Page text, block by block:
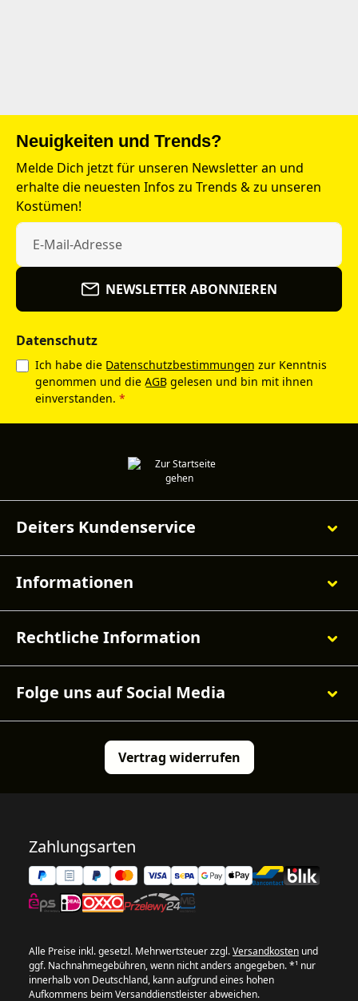
Neuigkeiten und Trends?
Melde Dich jetzt für unseren Newsletter an und
erhalte die neuesten Infos zu Trends & zu unseren
Kostümen!
NEWSLETTER ABONNIEREN
Datenschutz
Ich habe die Datenschutzbestimmungen zur Kenntnis
genommen und die AGB gelesen und bin mit ihnen
einverstanden. *
Deiters Kundenservice
Informationen
Rechtliche Information
Folge uns auf Social Media
Vertrag widerrufen
Zahlungsarten
Alle Preise inkl. gesetzl. Mehrwertsteuer zzgl.Versandkosten und
ggf. Nachnahmegebühren, wenn nicht anders angegeben. *¹ nur
innerhalb von Deutschland, kann aufgrund eines hohen
Aufkommens beim Versanddienstleister abweichen.